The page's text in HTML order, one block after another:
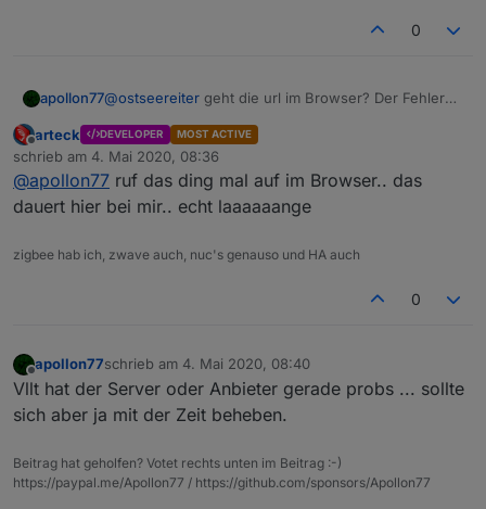
0
apollon77@ostseereiter geht die url im Browser? Der Fehler
file lesen will ...
Offline
arteck DEVELOPER MOST ACTIVE
schrieb am 4. Mai 2020, 08:36
zuletzt editiert von
@apollon77 ruf das ding mal auf im Browser.. das
dauert hier bei mir.. echt laaaaaange
zigbee hab ich, zwave auch, nuc's genauso und HA auch
0
Offline
apollon77schrieb am 4. Mai 2020, 08:40
zuletzt editiert von
Vllt hat der Server oder Anbieter gerade probs ... sollte
sich aber ja mit der Zeit beheben.
Beitrag hat geholfen? Votet rechts unten im Beitrag :-)
https://paypal.me/Apollon77 / https://github.com/sponsors/Apollon77